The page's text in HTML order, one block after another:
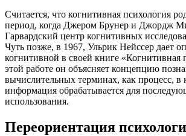
Считается, что когнитивная психология
период, когда Джером Брунер и Джордж
Гарвардский центр когнитивных
Чуть позже, в 1967, Ульрик Нейссер дает
когнитивной в своей книге «Когнитивная
этой работе он объясняет концепцию
вычислительных терминах, как процесс, в
информация обрабатывается для
использования.
Переориентация